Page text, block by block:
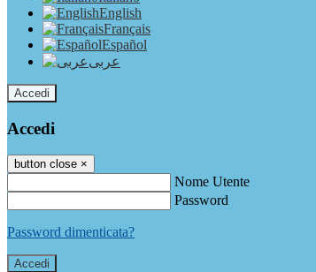
English
Français
Español
عربى
Accedi
Accedi
button close ×
Nome Utente
Password
Password dimenticata?